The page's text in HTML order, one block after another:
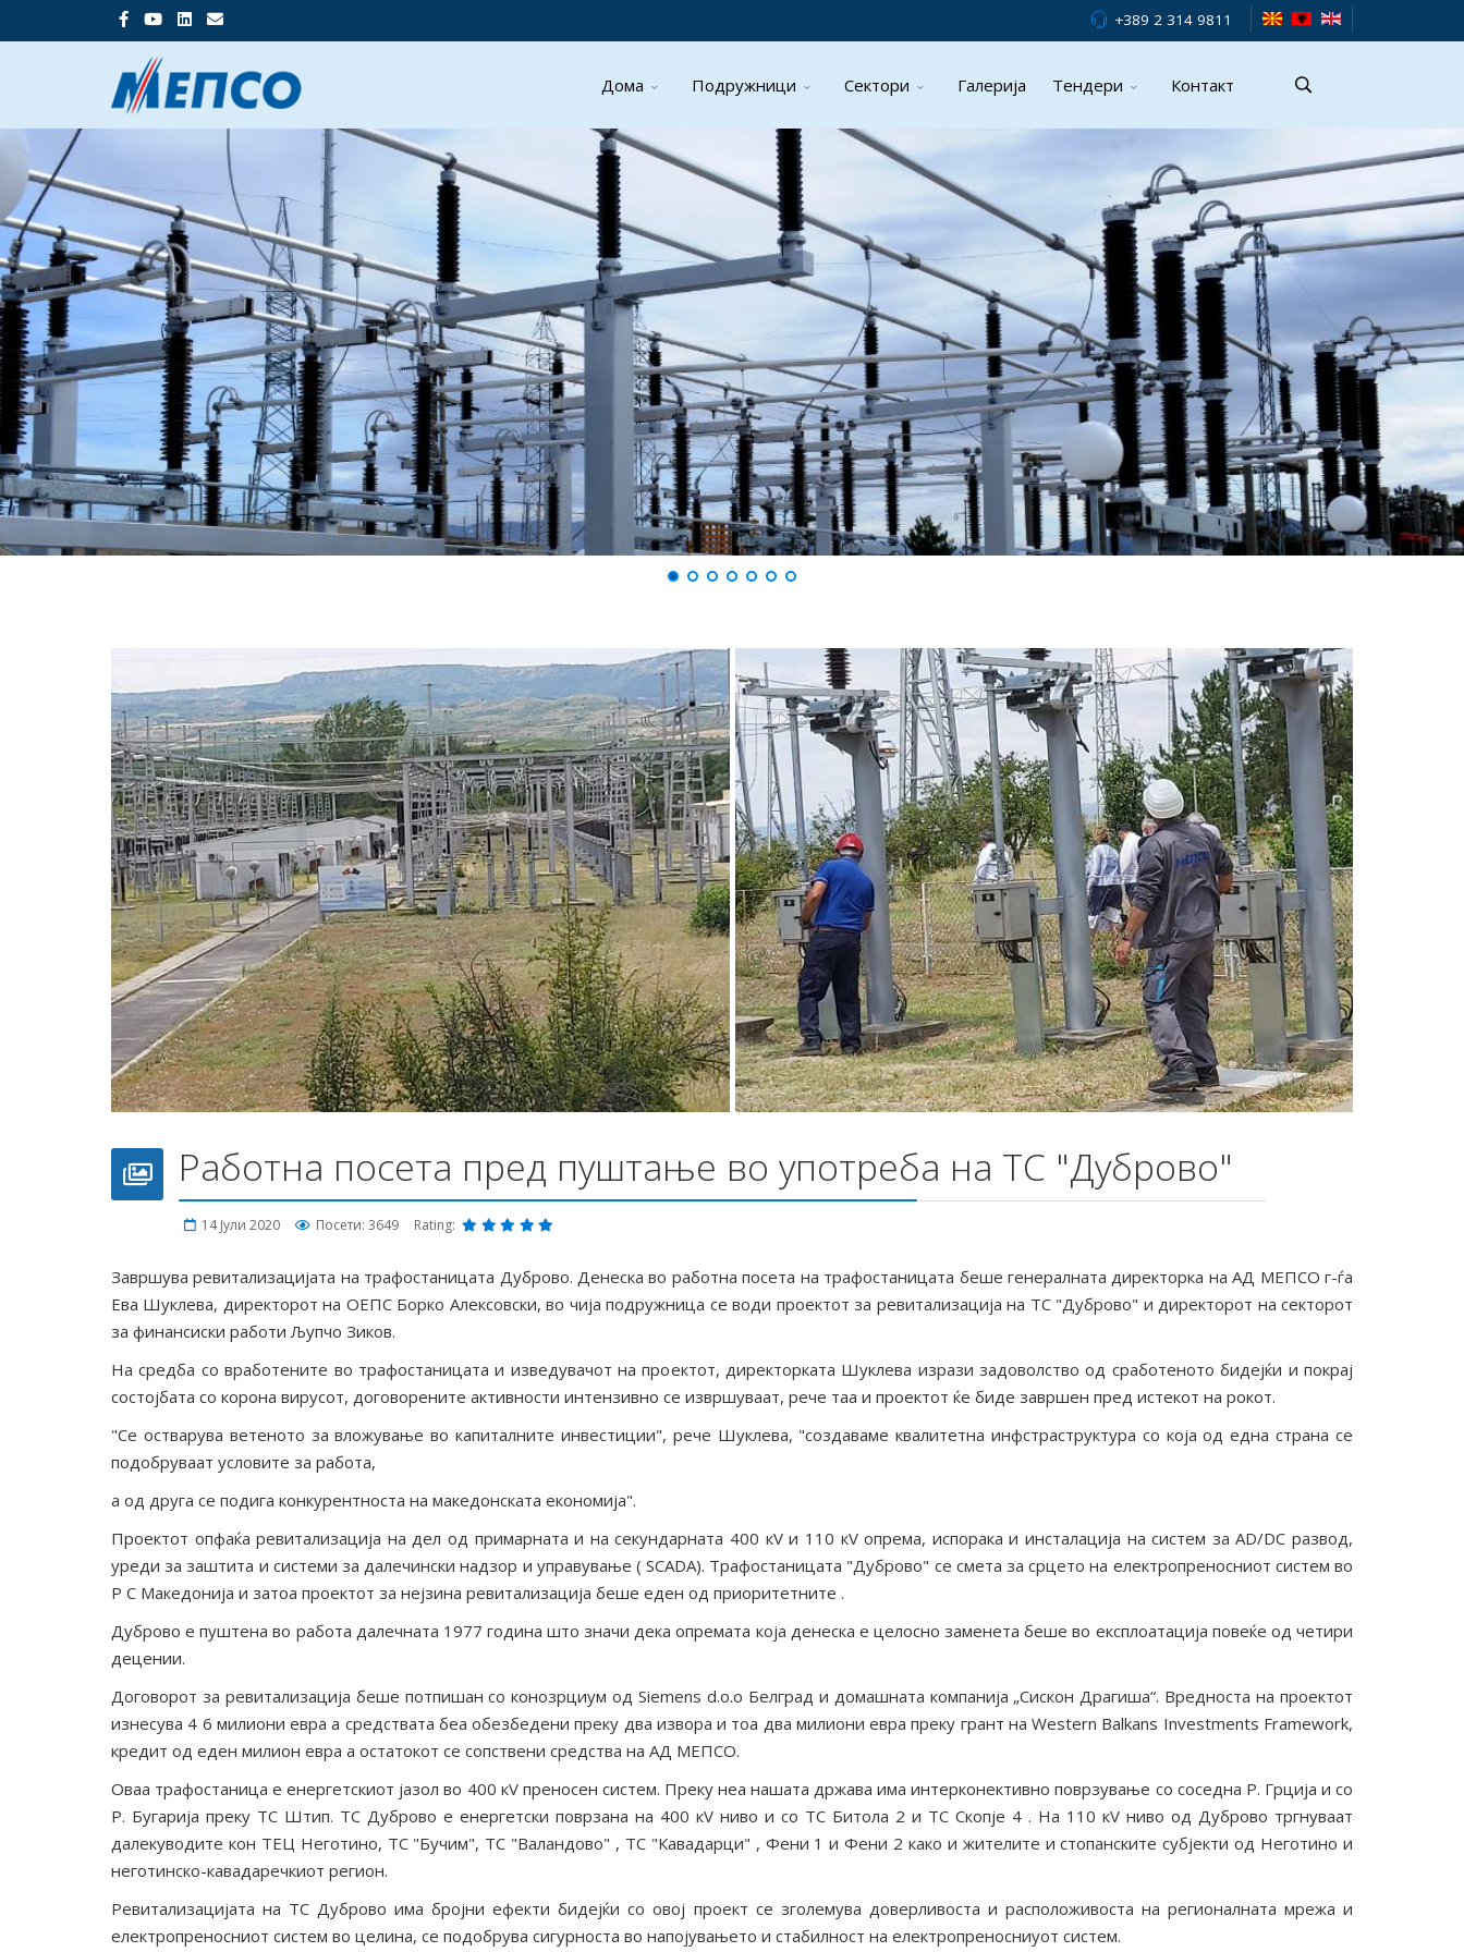
+389 2 314 9811
Дома Подружници Сектори Галерија Тендери Контакт
Работна посета пред пуштање во употреба на ТС "Дуброво"
14 Јули 2020 Посети: 3649 Rating:
Завршува ревитализацијата на трафостаницата Дуброво. Денеска во работна посета на трафостаницата беше генералната директорка на АД МЕПСО г-ѓа
Ева Шуклева, директорот на ОЕПС Борко Алексовски, во чија подружница се води проектот за ревитализација на ТС "Дуброво" и директорот на секторот
за финансиски работи Љупчо Зиков.
На средба со вработените во трафостаницата и изведувачот на проектот, директорката Шуклева изрази задоволство од сработеното бидејќи и покрај
состојбата со корона вирусот, договорените активности интензивно се извршуваат, рече таа и проектот ќе биде завршен пред истекот на рокот.
"Се остварува ветеното за вложување во капиталните инвестиции", рече Шуклева, "создаваме квалитетна инфстраструктура со која од една страна се
подобруваат условите за работа,
а од друга се подига конкурентноста на македонската економија".
Проектот опфаќа ревитализација на дел од примарната и на секундарната 400 кV и 110 кV опрема, испорака и инсталација на систем за AD/DC развод,
уреди за заштита и системи за далечински надзор и управување ( SCADA). Трафостаницата "Дуброво" се смета за срцето на електропреносниот систем во
Р С Македонија и затоа проектот за нејзина ревитализација беше еден од приоритетните .
Дуброво е пуштена во работа далечната 1977 година што значи дека опремата која денеска е целосно заменета беше во експлоатација повеќе од четири
децении.
Договорот за ревитализација беше потпишан со конозрциум од Siemens d.o.o Белград и домашната компанија „Сискон Драгиша“. Вредноста на проектот
изнесува 4 6 милиони евра а средствата беа обезбедени преку два извора и тоа два милиони евра преку грант на Western Balkans Investments Framework,
кредит од еден милион евра а остатокот се сопствени средства на АД МЕПСО.
Оваа трафостаница е енергетскиот јазол во 400 кV преносен систем. Преку неа нашата држава има интерконективно поврзување со соседна Р. Грција и со
Р. Бугарија преку ТС Штип. ТС Дуброво е енергетски поврзана на 400 кV ниво и со ТС Битола 2 и ТС Скопје 4 . На 110 кV ниво од Дуброво тргнуваат
далекуводите кон ТЕЦ Неготино, ТС "Бучим", ТС "Валандово" , ТС "Кавадарци" , Фени 1 и Фени 2 како и жителите и стопанските субјекти од Неготино и
неготинско-кавадаречкиот регион.
Ревитализацијата на ТС Дуброво има бројни ефекти бидејќи со овој проект се зголемува доверливоста и расположивоста на регионалната мрежа и
електропреносниот систем во целина, се подобрува сигурноста во напојувањето и стабилност на електропреносниуот систем.